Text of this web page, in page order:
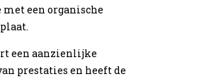
een organische
een aanzienlijke
prestaties en heeft de